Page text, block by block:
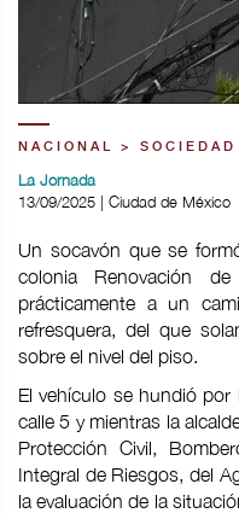
NACIONAL > SOCIEDAD
La Jornada
13/09/2025 | Ciudad de México
Un socavón que se
colonia Renovación
prácticamente a un
refresquera, del que
sobre el nivel del piso.
El vehículo se hundió por
calle 5 y mientras la
Protección Civil,
Integral de Riesgos, del
la evaluación de la